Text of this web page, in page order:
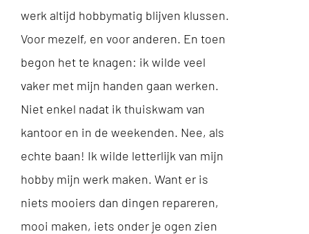
werk altijd hobbymatig blijven klussen.
Voor mezelf, en voor anderen. En toen
begon het te knagen: ik wilde veel
vaker met mijn handen gaan werken.
Niet enkel nadat ik thuiskwam van
kantoor en in de weekenden. Nee, als
echte baan! Ik wilde letterlijk van mijn
hobby mijn werk maken. Want er is
niets mooiers dan dingen repareren,
mooi maken, iets onder je ogen zien